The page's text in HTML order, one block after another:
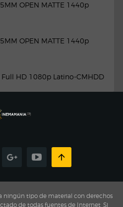
OPEN MATTE 1440p
OPEN MATTE 1440p
HD 1080p Latino-CMHDD
ningún tipo de material con derechos
de todas fuentes de Internet, Si